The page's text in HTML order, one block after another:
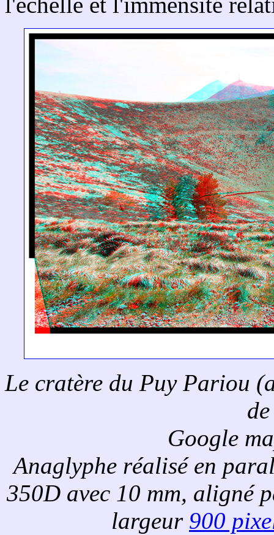
Le cratère du Puy Pariou
Google
Anaglyphe réalisé en
350D avec 10 mm, aligné
largeur 900